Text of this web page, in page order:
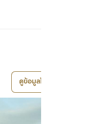
ดูข้อมูลโครงการ